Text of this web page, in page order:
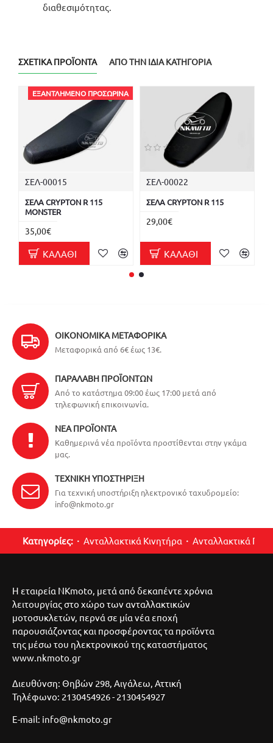
διαθεσιμότητας.
ΣΧΕΤΙΚΆ ΠΡΟΪΌΝΤΑ ΑΠΌ ΤΗΝ ΊΔΙΑ ΚΑΤΗΓΟΡΊΑ
ΕΞΑΝΤΛΗΜΈΝΟ ΠΡΟΣΩΡΙΝΆ
ΣΕΛ-00015
ΣΕΛΑ CRYPTON R 115
MONSTER
35,00€
ΚΑΛΆΘΙ
ΣΕΛ-00022
ΣΕΛΑ CRYPTON R 115
29,00€
ΚΑΛΆΘΙ
ΟΙΚΟΝΟΜΙΚΆ ΜΕΤΑΦΟΡΙΚΆ
Μεταφορικά από 6€ έως 13€.
ΠΑΡΑΛΑΒΉ ΠΡΟΪΌΝΤΩΝ
Από το κατάστημα 09:00 έως 17:00 μετά από
τηλεφωνική επικοινωνία.
ΝΈΑ ΠΡΟΪΌΝΤΑ
Καθημερινά νέα προϊόντα προστίθενται στην γκάμα
μας.
ΤΕΧΝΙΚΉ ΥΠΟΣΤΉΡΙΞΗ
Για τεχνική υποστήριξη ηλεκτρονικό ταχυδρομείο:
info@nkmoto.gr
Κατηγορίες: Ανταλλακτικά Κινητήρα Ανταλλακτικά
Η εταιρεία NKmoto, μετά από δεκαπέντε χρόνια
λειτουργίας στο χώρο των ανταλλακτικών
μοτοσυκλετών, περνά σε μία νέα εποχή
παρουσιάζοντας και προσφέροντας τα προϊόντα
της μέσω του ηλεκτρονικού της καταστήματος
www.nkmoto.gr
Διευθύνση: Θηβών 298, Αιγάλεω, Αττική
Τηλέφωνο: 2130454926 - 2130454927
E-mail: info@nkmoto.gr